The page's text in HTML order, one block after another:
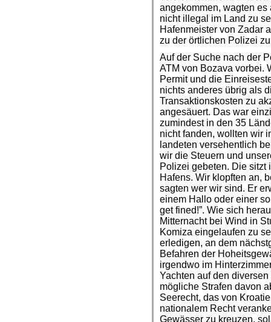
angekommen, wagten
nicht illegal im Land zu
Hafenmeister von Zadar
zu der örtlichen Polizei
Auf der Suche nach der
ATM von Bozava vorbei.
Permit und die
nichts anderes übrig als
Transaktionskosten zu
angesäuert. Das war
zumindest in den 35
nicht fanden, wollten wir
landeten versehentlich
wir die Steuern und
Polizei gebeten. Die sitzt
Hafens. Wir klopften an,
sagten wer wir sind. Er
einem Hallo oder einer
get fined!”. Wie sich
Mitternacht bei Wind in
Komiza eingelaufen zu
erledigen, an dem
Befahren der
irgendwo im
Yachten auf den
mögliche Strafen davon
Seerecht, das von
nationalem Recht
Gewässer zu kreuzen,